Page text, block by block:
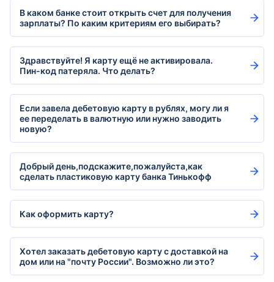
В каком банке стоит открыть счет для получения
зарплаты? По каким критериям его выбирать?
Здравствуйте! Я карту ещё не активировала.
Пин-код патеряла. Что делать?
Если завела дебетовую карту в рублях, могу ли я
ее переделать в валютную или нужно заводить
новую?
Добрый день,подскажите,пожалуйста,как
сделать пластиковую карту банка Тинькофф
Как оформить карту?
Хотел заказать дебетовую карту с доставкой на
дом или на "почту России". Возможно ли это?